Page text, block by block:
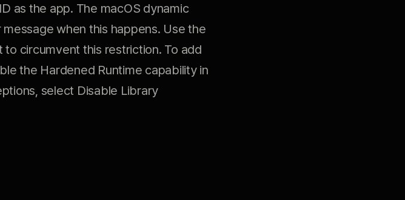
as the app. The macOS dynamic
when this happens. Use the
to circumvent this restriction. To add
the Hardened Runtime capability in
select Disable Library